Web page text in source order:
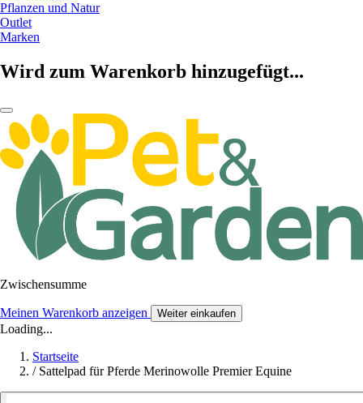
Pflanzen und Natur
Outlet
Marken
Wird zum Warenkorb hinzugefügt...
Zwischensumme
Meinen Warenkorb anzeigen Weiter einkaufen
Loading...
Startseite
/ Sattelpad für Pferde Merinowolle Premier Equine